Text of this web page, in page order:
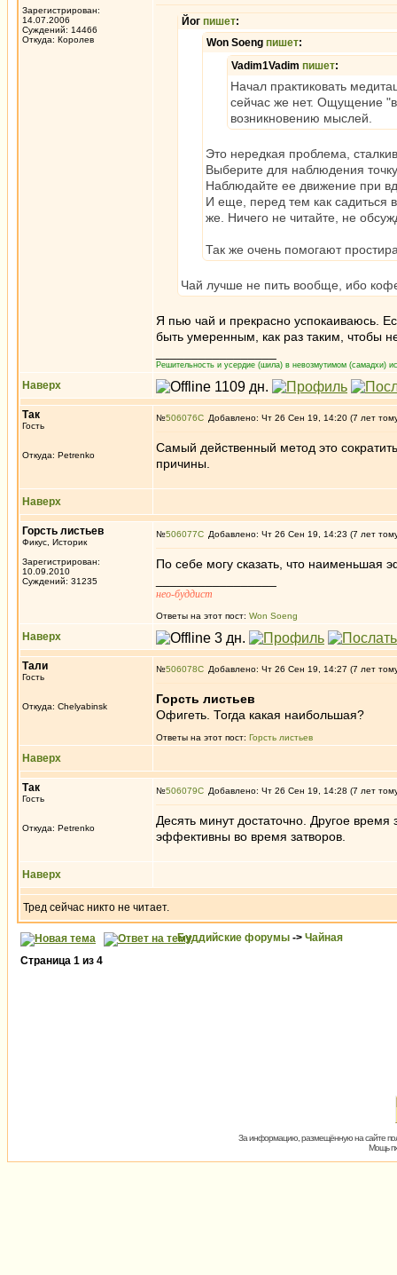
Зарегистрирован:
14.07.2006
Суждений: 14466
Откуда: Королев
Йог пишет:
Won Soeng пишет:
Vadim1Vadim пишет:
Начал практиковать
сейчас же нет. Ощущение
возникновению мыслей.
Это нередкая проблема,
Выберите для наблюдения
Наблюдайте ее движение при
И еще, перед тем как садиться
же. Ничего не читайте, не
Так же очень помогают
Чай лучше не пить вообще, ибо
Я пью чай и прекрасно успокаиваюсь.
быть умеренным, как раз таким, чтобы
Решительность и усердие (шила) в невозмутимом (самадхи)
Наверх
Так
Гость
Откуда: Petrenko
№506076 Добавлено: Чт 26 Сен 19, 14:20 (7 лет
Самый действенный метод это
причины.
Наверх
Горсть листьев
Фикус, Историк
Зарегистрирован:
10.09.2010
Суждений: 31235
№506077 Добавлено: Чт 26 Сен 19, 14:23 (7 лет
По себе могу сказать, что наименьшая
нео-буддист
Ответы на этот пост: Won Soeng
Наверх
Тали
Гость
Откуда: Chelyabinsk
№506078 Добавлено: Чт 26 Сен 19, 14:27 (7 лет
Горсть листьев
Офигеть. Тогда какая наибольшая?
Ответы на этот пост: Горсть листьев
Наверх
Так
Гость
Откуда: Petrenko
№506079 Добавлено: Чт 26 Сен 19, 14:28 (7 лет
Десять минут достаточно. Другое
эффективны во время затворов.
Наверх
Тред сейчас никто не читает.
Буддийские форумы -> Чайная
Страница 1 из 4
За информацию, размещённую на сайте
Мощь